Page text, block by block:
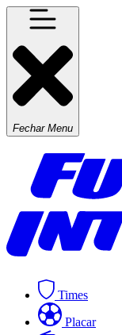
Fechar Menu
Times
Placar